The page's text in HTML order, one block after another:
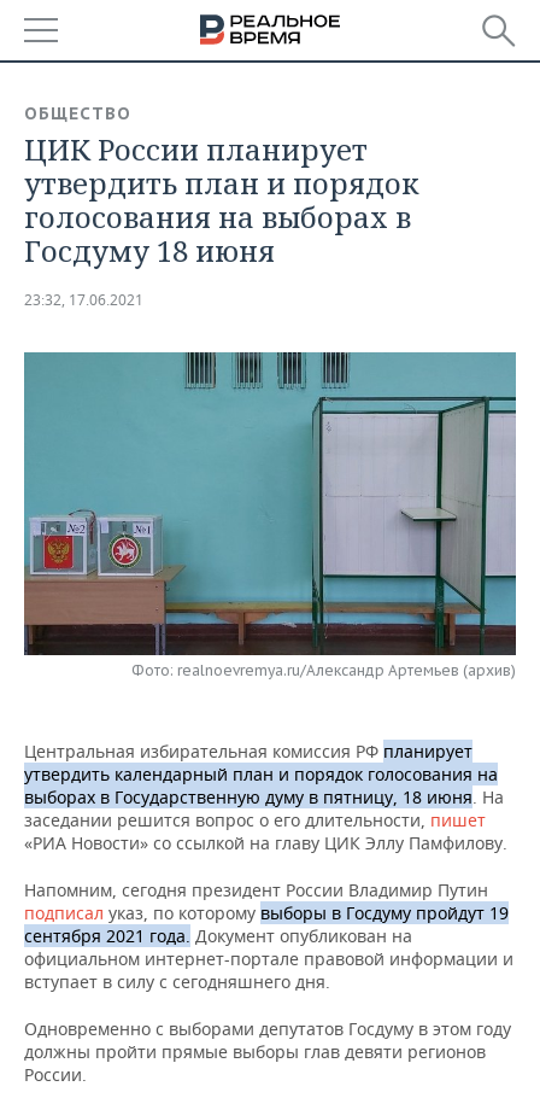
БАШКОРТОСТАН
ТАТАРСТАН
УДМУРТИЯ
НОВОСТИ
АНАЛИТИКА
НОВОСТИ АНАЛИТИКИ
ДЕКЛАРАЦИИ О ДОХОДАХ
КОРОЛИ ГОСЗАКАЗА ПФО
ТАТАРСТАНА
ЭКОНОМИКА
НОВОСТИ ЭКОНОМИКИ
ИНВЕСТИЦИИ
ПРОМЫШЛЕННОСТЬ
ПРОМЫШЛЕННОСТИ
НЕФТЕХИМИЯ
ОПК
НОВОСТИ БИЗНЕСА
РОЗНИЧНАЯ ТОРГОВЛЯ
ТРАНСПОРТ
ТЕХНОЛОГИИ
НОВОСТИ ТЕХНОЛОГИЙ
IT
ТЕЛЕКОММУНИКАЦИИ
МЕРОПРИЯТИЯ
НОВОСТИ МЕРОПРИЯТИЙ
БИЗНЕС-БРАНЧИ
ONLINE-КОНФЕРЕНЦИИ
СПОРТ
ФУТБОЛ
ХОККЕЙ
ВОЛЕЙБОЛ
КИБЕРСПОРТ
ФИГУРНОЕ КАТАНИЕ
ВОДНЫЕ ВИДЫ СПОРТА
НОВОСТИ ОБЩЕСТВА
ВЛАСТЬ
ИСТОРИЯ
КУЛЬТУРА
МЕДИЦИНА
ОБРАЗОВАНИЕ
ФОТОГАЛЕРЕЯ
СЮЖЕТЫ
СПИСОК ПЕРСОН
СПИСОК КОМПАНИЙ
ПОЛНАЯ ВЕРСИЯ
ОБЩЕСТВО
ЦИК России планирует
утвердить план и порядок
голосования на выборах в
Госдуму 18 июня
23:32, 17.06.2021
Фото: realnoevremya.ru/Александр Артемьев (архив)
Центральная избирательная комиссия РФ планирует
утвердить календарный план и порядок голосования на
выборах в Государственную думу в пятницу, 18 июня. На
заседании решится вопрос о его длительности, пишет
«РИА Новости» со ссылкой на главу ЦИК Эллу Памфилову.
Напомним, сегодня президент России Владимир Путин
подписал указ, по которому выборы в Госдуму пройдут 19
сентября 2021 года. Документ опубликован на
официальном интернет-портале правовой информации и
вступает в силу с сегодняшнего дня.
Одновременно с выборами депутатов Госдуму в этом году
должны пройти прямые выборы глав девяти регионов
России.